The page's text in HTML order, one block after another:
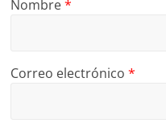
Nombre*
Correo electrónico*